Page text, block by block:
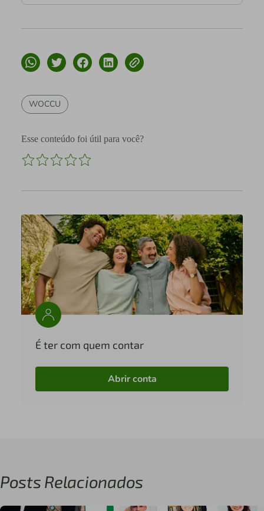
WOCCU
Esse conteúdo foi útil para você?
É ter com quem contar
Abrir conta
Posts Relacionados